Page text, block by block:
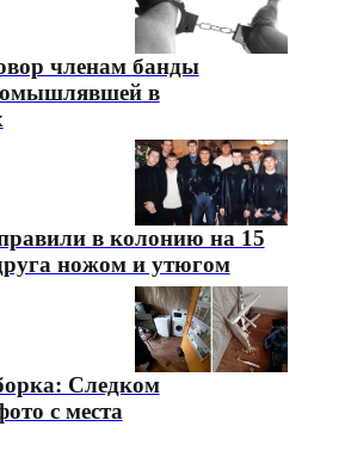
членам банды
в
в колонию на 15
ножом и утюгом
Следком
с места